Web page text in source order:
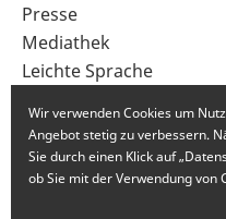
Presse
Mediathek
Leichte Sprache
Wir verwenden Cookies um
Angebot stetig zu verbessern.
Sie durch einen Klick auf
ob Sie mit der Verwendung von